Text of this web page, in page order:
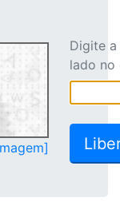
Digite
lado no